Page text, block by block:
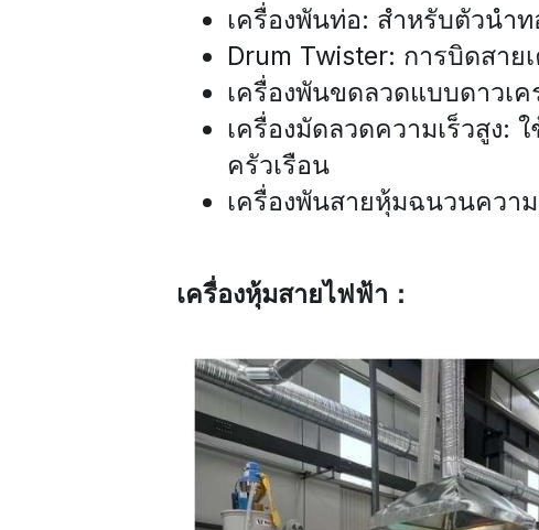
เครื่องพันท่อ: สำหรับตัวนำ
Drum Twister: การบิดสา
เครื่องพันขดลวดแบบดาวเ
เครื่องมัดลวดความเร็วสูง:
ครัวเรือน
เครื่องพันสายหุ้มฉนวนควา
เครื่องหุ้มสายไฟฟ้า：